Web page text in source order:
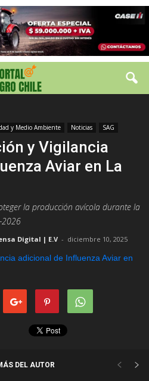
y Medio Ambiente Noticias SAG
y Vigilancia
Aviar en La
la producción avícola durante la
2026
Digital | E.V - diciembre 10, 2025
DEL AUTOR